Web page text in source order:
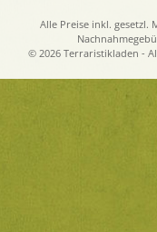
Alle Preise inkl. gesetzl.
© 2026 Terraristikladen -